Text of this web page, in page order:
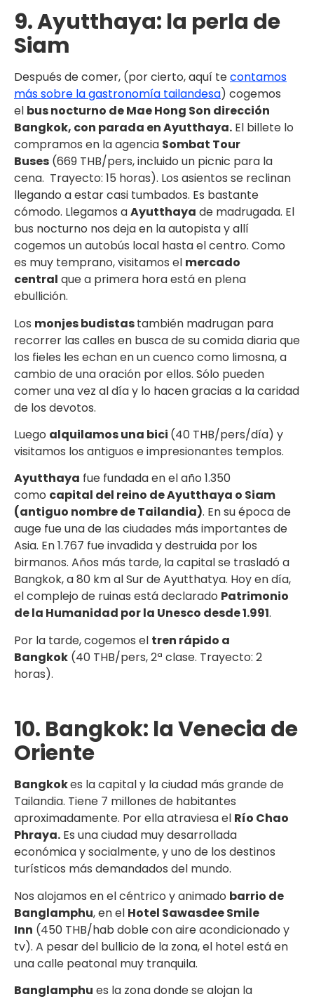
9. Ayutthaya: la perla de
Siam
Después de comer, (por cierto, aquí tecontamos
más sobre la gastronomía tailandesa) cogemos
el bus nocturno de Mae Hong Son dirección
Bangkok, con parada en Ayutthaya. El billete lo
compramos en la agencia Sombat Tour
Buses (669 THB/pers, incluido un picnic para la
cena. Trayecto: 15 horas). Los asientos se reclinan
llegando a estar casi tumbados. Es bastante
cómodo. Llegamos aAyutthaya de madrugada. El
bus nocturno nos deja en la autopista y allí
cogemos un autobús local hasta el centro. Como
es muy temprano, visitamos el mercado
central que a primera hora está en plena
ebullición.
Los monjes budistastambién madrugan para
recorrer las calles en busca de su comida diaria que
los fieles les echan en un cuenco como limosna, a
cambio de una oración por ellos. Sólo pueden
comer una vez al día y lo hacen gracias a la caridad
de los devotos.
Luego alquilamos una bici (40 THB/pers/día) y
visitamos los antiguos e impresionantes templos.
Ayutthaya fue fundada en el año 1.350
como capital del reino de Ayutthaya o Siam
(antiguo nombre de Tailandia). En su época de
auge fue una de las ciudades más importantes de
Asia. En 1.767 fue invadida y destruida por los
birmanos. Años más tarde, la capital se trasladó a
Bangkok, a 80 km al Sur de Ayutthatya. Hoy en día,
el complejo de ruinas está declarado Patrimonio
de la Humanidad por la Unesco desde 1.991.
Por la tarde, cogemos el tren rápido a
Bangkok (40 THB/pers, 2ª clase. Trayecto: 2
horas).
10. Bangkok: la Venecia de
Oriente
Bangkokes la capital y la ciudad más grande de
Tailandia. Tiene 7 millones de habitantes
aproximadamente. Por ella atraviesa el Río Chao
Phraya. Es una ciudad muy desarrollada
económica y socialmente, y uno de los destinos
turísticos más demandados del mundo.
Nos alojamos en el céntrico y animado barrio de
Banglamphu, en el Hotel Sawasdee Smile
Inn (450 THB/hab doble con aire acondicionado y
tv). A pesar del bullicio de la zona, el hotel está en
una calle peatonal muy tranquila.
Banglamphu es la zona donde se alojan la